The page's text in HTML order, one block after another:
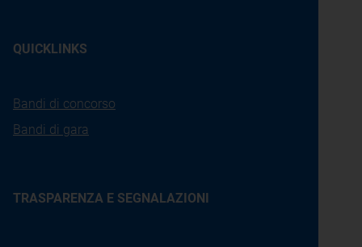
QUICKLINKS
Bandi di concorso
Bandi di gara
TRASPARENZA E SEGNALAZIONI